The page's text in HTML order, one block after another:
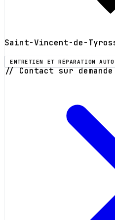
Saint-Vincent-de-
ENTRETIEN ET RÉPARATION AUTO
// Contact sur demande